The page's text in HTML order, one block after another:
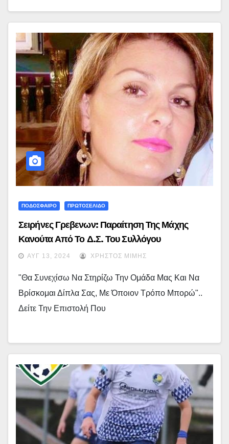
ΠΟΔΟΣΦΑΙΡΟ ΠΡΩΤΟΣΕΛΙΔΟ
Σειρήνες Γρεβενων: Παραίτηση Της Μάχης
Κανούτα Από Το Δ.Σ. Του Συλλόγου
ΑΥΓ 13, 2024 ΧΡΉΣΤΟΣ ΜΊΜΗΣ
"Θα Συνεχίσω Να Στηρίζω Την Ομάδα Μας Και Να
Βρίσκομαι Δίπλα Σας, Με Όποιον Τρόπο Μπορώ"..
Δείτε Την Επιστολή Που